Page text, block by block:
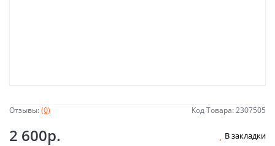
Отзывы:(0) Код Товара: 2307505
2 600р. В закладки